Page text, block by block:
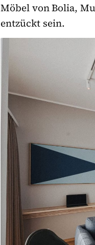
Möbel von Bolia,
entzückt sein.